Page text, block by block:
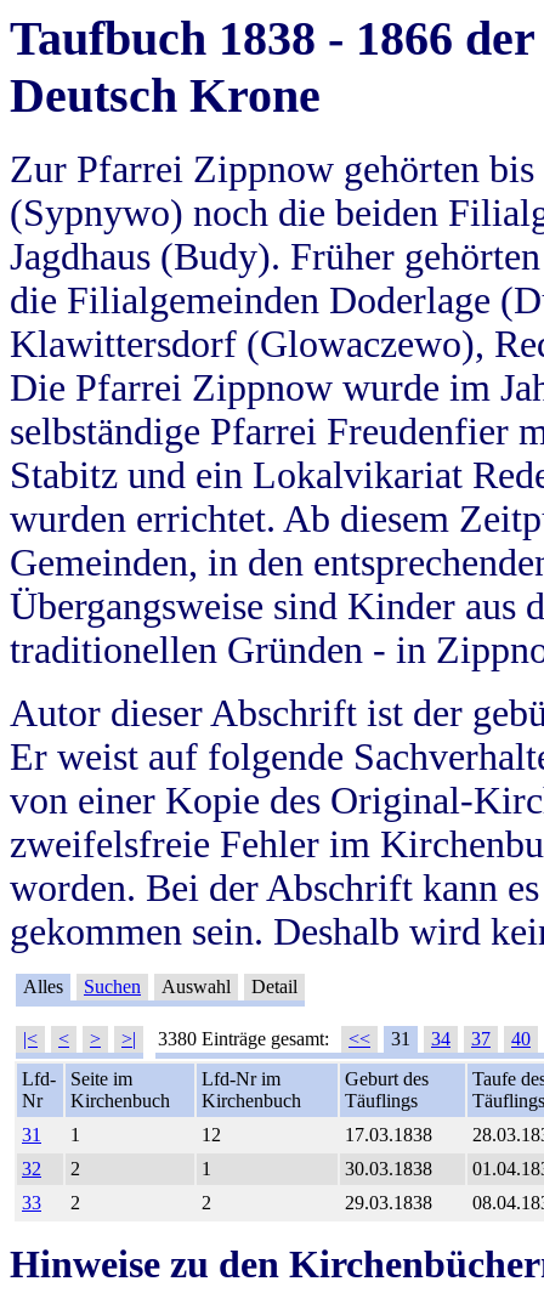
Taufbuch 1838 - 1866
Deutsch Krone
Zur Pfarrei Zippnow gehörten
(Sypnywo) noch die beiden
Jagdhaus (Budy). Früher
die Filialgemeinden Doderlage
Klawittersdorf (Glowaczewo),
Die Pfarrei Zippnow wurde im
selbständige Pfarrei Freudenfier
Stabitz und ein Lokalvikariat
wurden errichtet. Ab diesem
Gemeinden, in den
Übergangsweise sind Kinder aus
traditionellen Gründen - in
Autor dieser Abschrift ist der
Er weist auf folgende
von einer Kopie des Original-
zweifelsfreie Fehler im
worden. Bei der Abschrift kann
gekommen sein. Deshalb wird
Alles Suchen Auswahl Detail
|< < > >| 3380 Einträge gesamt: << 31 34 37
40
Lfd-
Nr
Seite im
Kirchenbuch
Lfd-Nr im
Kirchenbuch
Geburt des
Täuflings
Taufe
Täuflings
31
1 12 17.03.1838
32
2 1 30.03.1838
33
2 2 29.03.1838
Hinweise zu den